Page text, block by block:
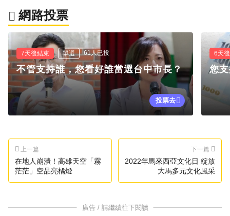
網路投票
7天後結束 單選 61人已投
不管支持誰，您看好誰當選台中市長？
投票去
6天
您
上一篇
在地人崩潰！高雄天空「霧
茫茫」空品亮橘燈
下一篇
2022年馬來西亞文化日 綻放
大馬多元文化風采
廣告 / 請繼續往下閱讀